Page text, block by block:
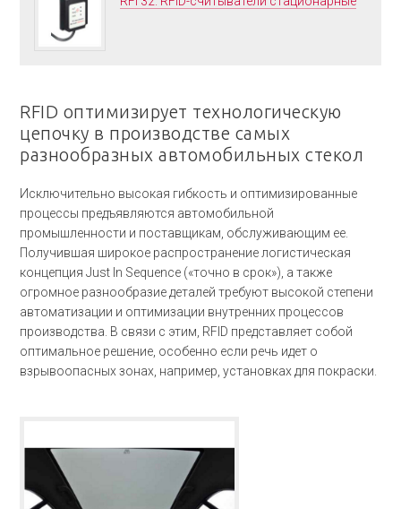
RFID оптимизирует технологическую
цепочку в производстве самых
разнообразных автомобильных стекол
Исключительно высокая гибкость и оптимизированные
процессы предъявляются автомобильной
промышленности и поставщикам, обслуживающим ее.
Получившая широкое распространение логистическая
концепция Just In Sequence («точно в срок»), а также
огромное разнообразие деталей требуют высокой степени
автоматизации и оптимизации внутренних процессов
производства. В связи с этим, RFID представляет собой
оптимальное решение, особенно если речь идет о
взрывоопасных зонах, например, установках для покраски.